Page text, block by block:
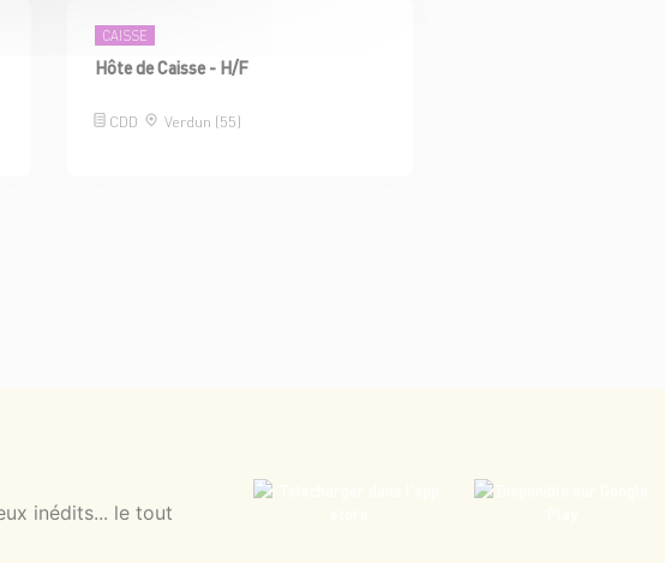
CAISSE
Hôte de Caisse - H/F
CDD Verdun (55)
inédits... le tout